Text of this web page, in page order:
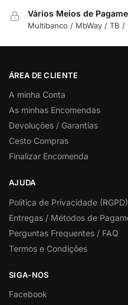
Vários Meios de
Multibanco / MbWay / TB
ÁREA DE CLIENTE
A minha Conta
As minhas Encomendas
Devoluções / Garantias
Cesto Compras
Finalizar Encomenda
AJUDA
Politica de Privacidade (RGPD)
Entregas / Métodos de
Perguntas Frequentes / FAQ
Termos e Condições
SIGA-NOS
Facebook